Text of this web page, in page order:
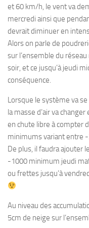
et 60 km/h, le vent va
mercredi ainsi que
devrait diminuer en
Alors on parle de
sur l’ensemble du
soir, et ce jusqu’à jeudi
conséquence.
Lorsque le système va
la masse d’air va
en chute libre à compter
minimums variant entre
De plus, il faudra ajouter
-1000 minimum jeudi
ou frettes jusqu’à
Au niveau des
5cm de neige sur